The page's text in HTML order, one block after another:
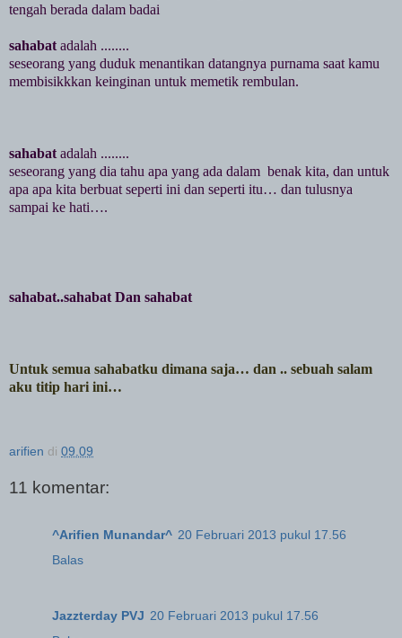
tengah berada dalam badai
sahabat adalah ........
seseorang yang duduk menantikan datangnya purnama saat kamu
membisikkkan keinginan untuk memetik rembulan.
sahabat adalah ........
seseorang yang dia tahu apa yang ada dalam benak kita, dan untuk
apa apa kita berbuat seperti ini dan seperti itu… dan tulusnya
sampai ke hati….
sahabat..sahabat Dan sahabat
Untuk semua sahabatku dimana saja… dan .. sebuah salam
aku titip hari ini…
arifien di 09.09
11 komentar:
^Arifien Munandar^ 20 Februari 2013 pukul 17.56
Balas
Jazzterday PVJ 20 Februari 2013 pukul 17.56